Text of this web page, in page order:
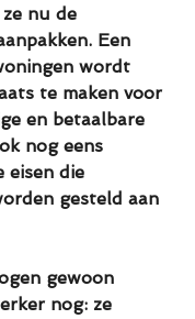
nu de
Een
wordt
te maken voor
en betaalbare
nog eens
eisen die
gesteld aan
gewoon
nog: ze